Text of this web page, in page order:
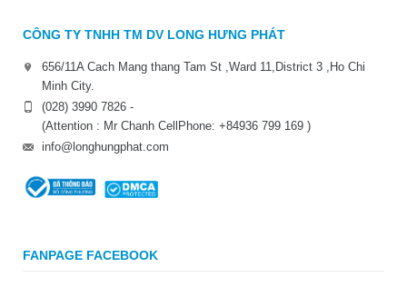
CÔNG TY TNHH TM DV LONG HƯNG PHÁT
656/11A Cach Mang thang Tam St ,Ward 11,District 3 ,Ho Chi
Minh City.
(028) 3990 7826 -
(Attention : Mr Chanh CellPhone: +84936 799 169 )
info@longhungphat.com
FANPAGE FACEBOOK